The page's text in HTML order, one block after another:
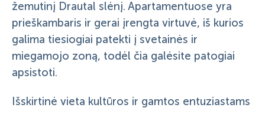
žemutinį Drautal slėnį. Apartamentuose yra
prieškambaris ir gerai įrengta virtuvė, iš kurios
galima tiesiogiai patekti į svetainės ir
miegamojo zoną, todėl čia galėsite patogiai
apsistoti.
Išskirtinė vieta kultūros ir gamtos entuziastams